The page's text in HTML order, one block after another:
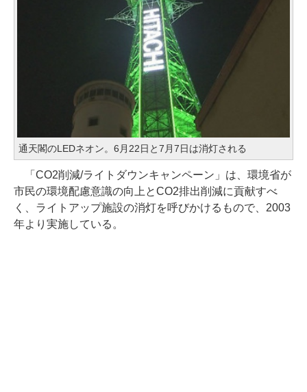
通天閣のLEDネオン。6月22日と7月7日は消灯される
「CO2削減/ライトダウンキャンペーン」は、環境省が
市民の環境配慮意識の向上とCO2排出削減に貢献すべ
く、ライトアップ施設の消灯を呼びかけるもので、2003
年より実施している。